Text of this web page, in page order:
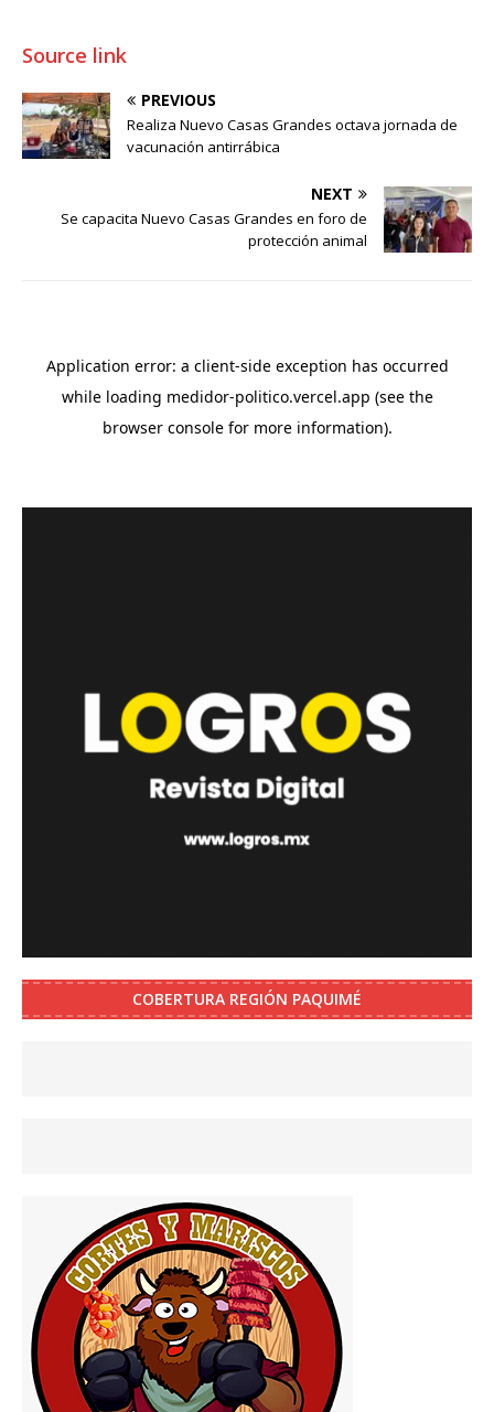
Source link
PREVIOUS
Realiza Nuevo Casas Grandes octava jornada de
vacunación antirrábica
NEXT
Se capacita Nuevo Casas Grandes en foro de
protección animal
COBERTURA REGIÓN PAQUIMÉ